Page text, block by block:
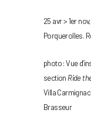
25 avr > 1er
Porquerolles.
photo : Vue
section Ride
Villa
Brasseur